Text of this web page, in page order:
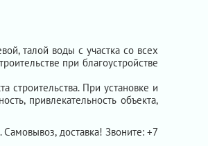
талой воды с участка со всех
при благоустройстве
строительства. При установке и
привлекательность объекта,
Самовывоз, доставка! Звоните: +7